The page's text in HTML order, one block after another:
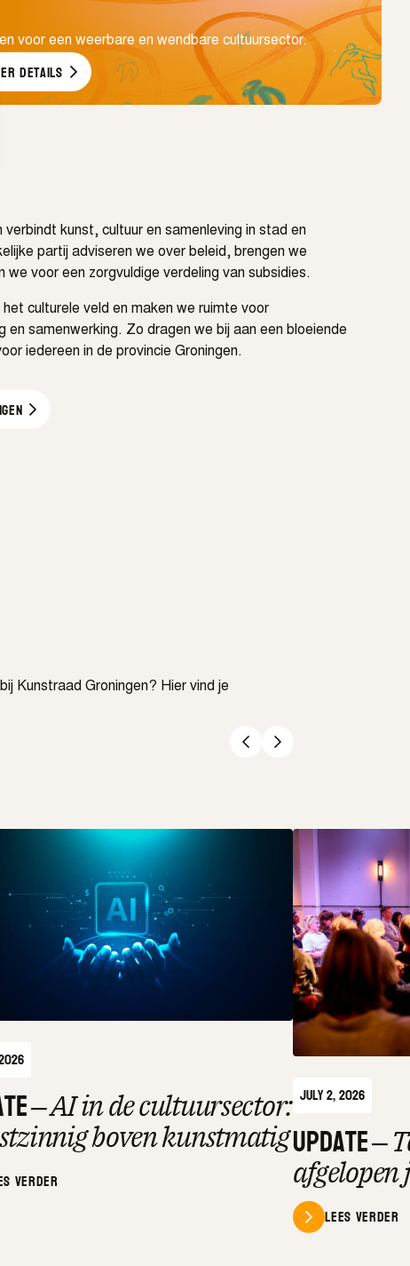
voor een weerbare en wendbare cultuursector.
details
verbindt kunst, cultuur en samenleving in stad en
partij adviseren we over beleid, brengen we
we voor een zorgvuldige verdeling van subsidies.
culturele veld en maken we ruimte voor
en samenwerking. Zo dragen we bij aan een bloeiende
iedereen in de provincie Groningen.
Kunstraad Groningen? Hier vind je
–AI in de cultuursector:
boven kunstmatig
verder
July 2, 2026
Update–
afgelopen
Lees verder